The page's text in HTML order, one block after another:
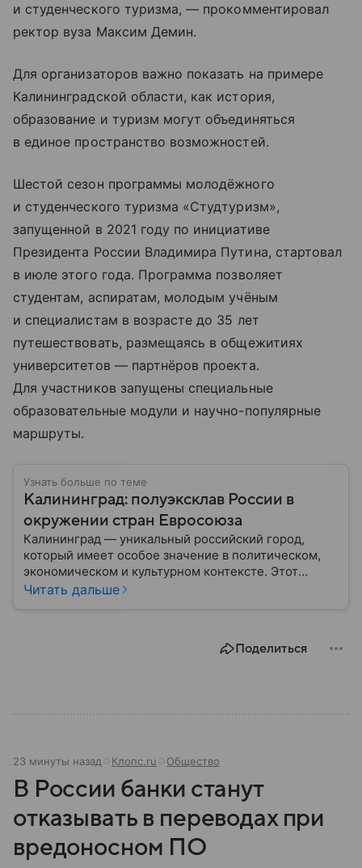
и студенческого туризма, — прокомментировал
ректор вуза Максим Демин.
Для организаторов важно показать на примере
Калининградской области, как история,
образование и туризм могут объединяться
в единое пространство возможностей.
Шестой сезон программы молодёжного
и студенческого туризма «Студтуризм»,
запущенной в 2021 году по инициативе
Президента России Владимира Путина, стартовал
в июле этого года. Программа позволяет
студентам, аспиратам, молодым учёным
и специалистам в возрасте до 35 лет
путешествовать, размещаясь в общежитиях
университетов — партнёров проекта.
Для участников запущены специальные
образовательные модули и научно-популярные
маршруты.
Узнать больше по теме
Калининград: полуэксклав России в
окружении стран Евросоюза
Калининград — уникальный российский город,
который имеет особое значение в политическом,
экономическом и культурном контексте. Этот
город, расположенный в самом сердце Европы,
Читать дальше
Поделиться
23 минуты назад Клопс.ru Общество
В России банки станут
отказывать в переводах при
вредоносном ПО